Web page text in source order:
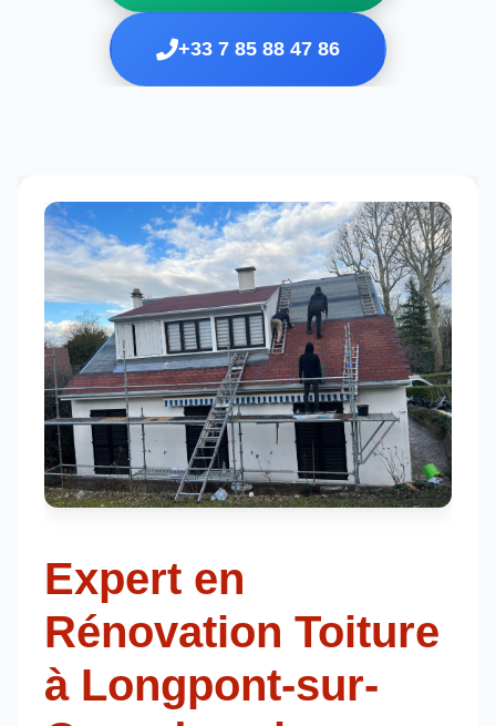
+33 7 85 88 47 86
Expert en
Rénovation Toiture
à Longpont-sur-